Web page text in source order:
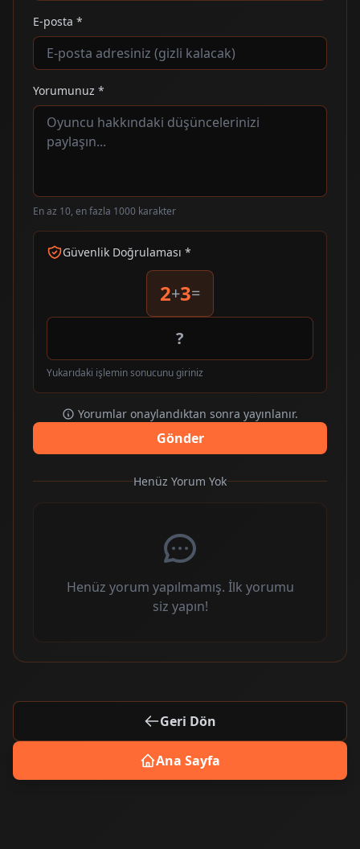
E-posta *
Yorumunuz *
En az 10, en fazla 1000 karakter
Güvenlik Doğrulaması *
2+3=
Yukarıdaki işlemin sonucunu giriniz
Yorumlar onaylandıktan sonra yayınlanır.
Gönder
Henüz Yorum Yok
Henüz yorum yapılmamış. İlk yorumu
siz yapın!
Geri Dön
Ana Sayfa